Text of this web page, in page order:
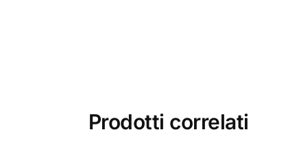
Prodotti correlati